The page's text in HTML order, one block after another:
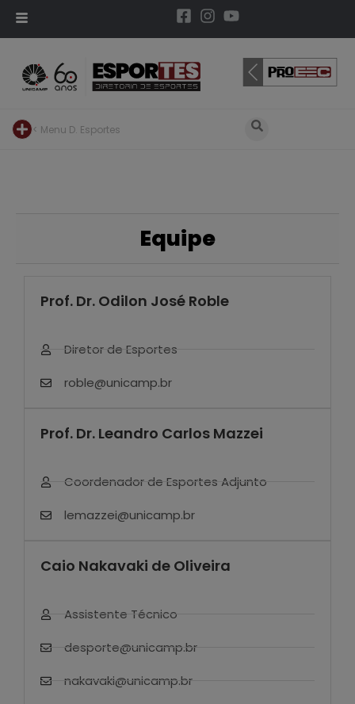
< Menu D. Esportes
Equipe
Prof. Dr. Odilon José Roble
Diretor de Esportes
roble@unicamp.br
Prof. Dr. Leandro Carlos Mazzei
Coordenador de Esportes Adjunto
lemazzei@unicamp.br
Caio Nakavaki de Oliveira
Assistente Técnico
desporte@unicamp.br
nakavaki@unicamp.br